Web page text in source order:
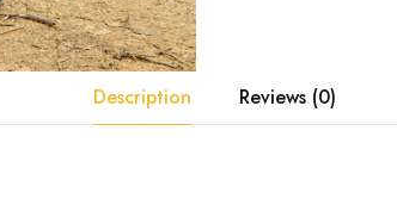
Description Reviews (0)